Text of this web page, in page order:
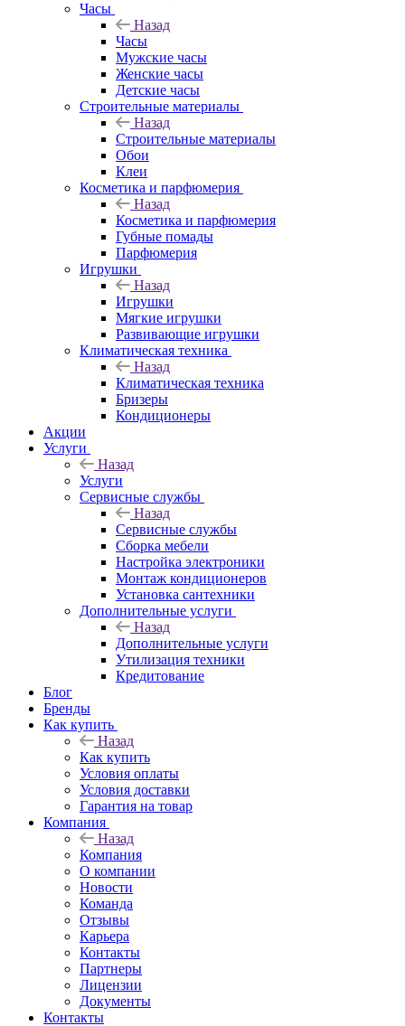
Часы
Назад
Часы
Мужские часы
Женские часы
Детские часы
Строительные материалы
Назад
Строительные материалы
Обои
Клеи
Косметика и парфюмерия
Назад
Косметика и парфюмерия
Губные помады
Парфюмерия
Игрушки
Назад
Игрушки
Мягкие игрушки
Развивающие игрушки
Климатическая техника
Назад
Климатическая техника
Бризеры
Кондиционеры
Акции
Услуги
Назад
Услуги
Сервисные службы
Назад
Сервисные службы
Сборка мебели
Настройка электроники
Монтаж кондиционеров
Установка сантехники
Дополнительные услуги
Назад
Дополнительные услуги
Утилизация техники
Кредитование
Блог
Бренды
Как купить
Назад
Как купить
Условия оплаты
Условия доставки
Гарантия на товар
Компания
Назад
Компания
О компании
Новости
Команда
Отзывы
Карьера
Контакты
Партнеры
Лицензии
Документы
Контакты